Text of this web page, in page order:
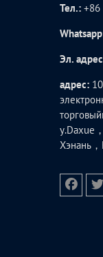
Тел.: +86
Эл.
адрес:
у.Daxue
Хэнань